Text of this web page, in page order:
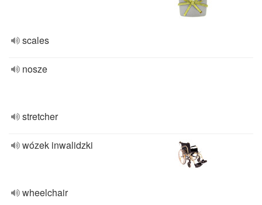
scales
nosze
stretcher
wózek inwalidzki
wheelchair